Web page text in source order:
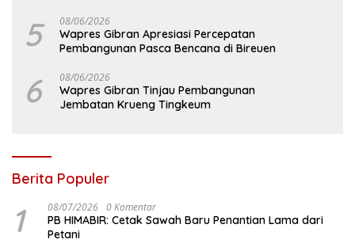
5 08/06/2026
Wapres Gibran Apresiasi Percepatan
Pembangunan Pasca Bencana di Bireuen
6 08/06/2026
Wapres Gibran Tinjau Pembangunan
Jembatan Krueng Tingkeum
Berita Populer
1 08/07/2026 0 Komentar
PB HIMABIR: Cetak Sawah Baru Penantian Lama dari
Petani